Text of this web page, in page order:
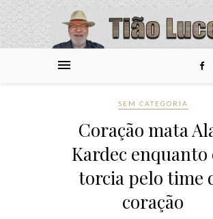
SEM CATEGORIA
Coração mata
Kardec enquanto
torcia pelo time
coração